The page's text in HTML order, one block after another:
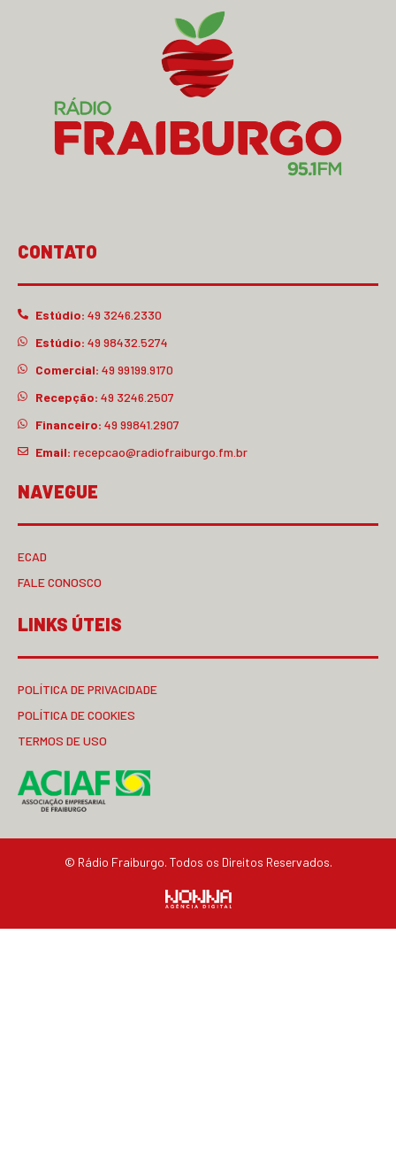
CONTATO
Estúdio: 49 3246.2330
Estúdio: 49 98432.5274
Comercial: 49 99199.9170
Recepção: 49 3246.2507
Financeiro: 49 99841.2907
Email: recepcao@radiofraiburgo.fm.br
NAVEGUE
ECAD
FALE CONOSCO
LINKS ÚTEIS
POLÍTICA DE PRIVACIDADE
POLÍTICA DE COOKIES
TERMOS DE USO
© Rádio Fraiburgo. Todos os Direitos Reservados.